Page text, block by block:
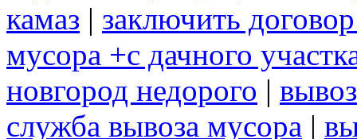
камаз | заключить
мусора +с дачного
новгород недорого |
служба вывоза мусора |